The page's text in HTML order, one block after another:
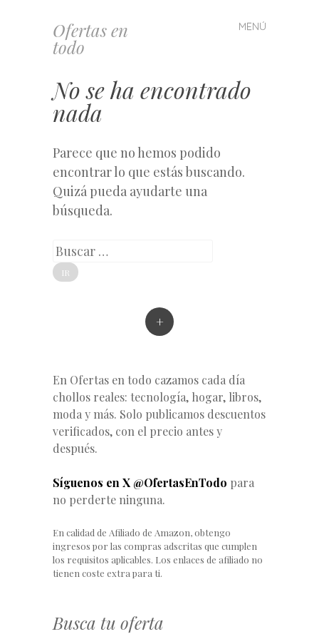
Ofertas en
todo
MENÚ
Saltar
al
No se ha encontrado
nada
Parece que no hemos podido
encontrar lo que estás buscando.
Quizá pueda ayudarte una
búsqueda.
Buscar
+
En Ofertas en todo cazamos cada día
chollos reales: tecnología, hogar, libros,
moda y más. Solo publicamos descuentos
verificados, con el precio antes y
después.
Síguenos en X @OfertasEnTodo para
no perderte ninguna.
En calidad de Afiliado de Amazon, obtengo
ingresos por las compras adscritas que cumplen
los requisitos aplicables. Los enlaces de afiliado no
tienen coste extra para ti.
Busca tu oferta